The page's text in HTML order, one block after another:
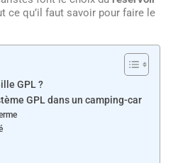
ce qu’il faut savoir pour faire le
GPL ?
GPL dans un camping-car